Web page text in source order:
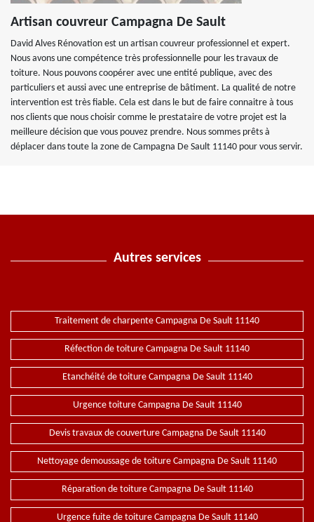
Artisan couvreur Campagna De Sault
David Alves Rénovation est un artisan couvreur professionnel et expert.
Nous avons une compétence très professionnelle pour les travaux de
toiture. Nous pouvons coopérer avec une entité publique, avec des
particuliers et aussi avec une entreprise de bâtiment. La qualité de notre
intervention est très fiable. Cela est dans le but de faire connaitre à tous
nos clients que nous choisir comme le prestataire de votre projet est la
meilleure décision que vous pouvez prendre. Nous sommes prêts à
déplacer dans toute la zone de Campagna De Sault 11140 pour vous servir.
Autres services
Traitement de charpente Campagna De Sault 11140
Réfection de toiture Campagna De Sault 11140
Etanchéité de toiture Campagna De Sault 11140
Urgence toiture Campagna De Sault 11140
Devis travaux de couverture Campagna De Sault 11140
Nettoyage demoussage de toiture Campagna De Sault 11140
Réparation de toiture Campagna De Sault 11140
Urgence fuite de toiture Campagna De Sault 11140